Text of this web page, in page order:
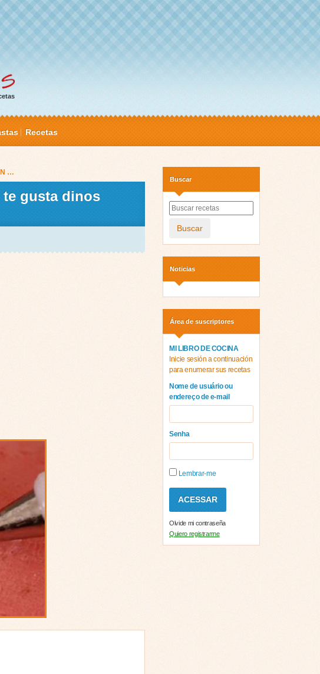
Recetas
…
te gusta dinos
Buscar
Buscar
Noticias
Área de suscriptores
MI LIBRO DE COCINA
Inicie sesión a continuación
para enumerar sus recetas
Nome de usuário ou
endereço de e-mail
Senha
Lembrar-me
Olvide mi contraseña
Quiero registrarme